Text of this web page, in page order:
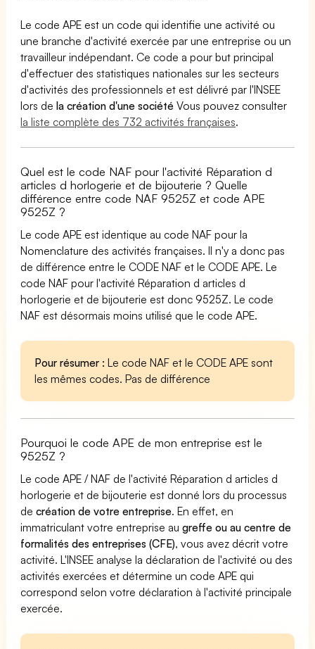
Le code APE est un code qui identifie une activité ou
une branche d'activité exercée par une entreprise ou un
travailleur indépendant. Ce code a pour but principal
d'effectuer des statistiques nationales sur les secteurs
d'activités des professionnels et est délivré par l'INSEE
lors dela création d'une société Vous pouvez consulter
la liste complète des 732 activités françaises.
Quel est le code NAF pour l'activité Réparation d
articles d horlogerie et de bijouterie ? Quelle
différence entre code NAF 9525Z et code APE
9525Z ?
Le code APE est identique au code NAF pour la
Nomenclature des activités françaises. Il n'y a donc pas
de différence entre le CODE NAF et le CODE APE. Le
code NAF pour l'activité Réparation d articles d
horlogerie et de bijouterie est donc 9525Z. Le code
NAF est désormais moins utilisé que le code APE.
Pour résumer : Le code NAF et le CODE APE sont
les mêmes codes. Pas de différence
Pourquoi le code APE de mon entreprise est le
9525Z ?
Le code APE / NAF de l'activité Réparation d articles d
horlogerie et de bijouterie est donné lors du processus
decréation de votre entreprise. En effet, en
immatriculant votre entreprise augreffe ou au centre de
formalités des entreprises (CFE), vous avez décrit votre
activité. L'INSEE analyse la déclaration de l'activité ou des
activités exercées et détermine un code APE qui
correspond selon votre déclaration à l'activité principale
exercée.